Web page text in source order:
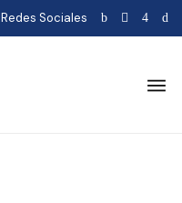
Redes Sociales